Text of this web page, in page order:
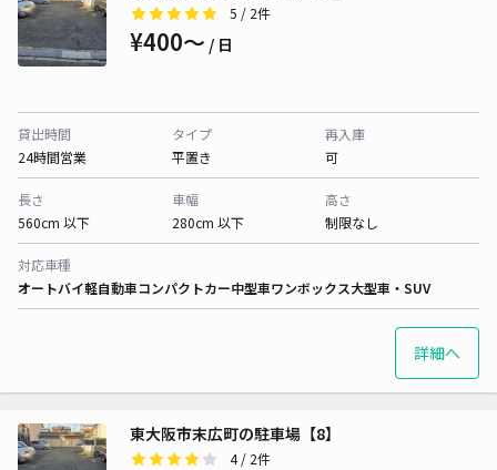
5 / 2件
¥400〜 / 日
貸出時間
24時間営業
タイプ
平置き
再入庫
可
長さ
560cm 以下
車幅
280cm 以下
高さ
制限なし
対応車種
オートバイ軽自動車コンパクトカー中型車ワンボックス大型車・SUV
詳細へ
東大阪市末広町の駐車場【8】
4/ 2件